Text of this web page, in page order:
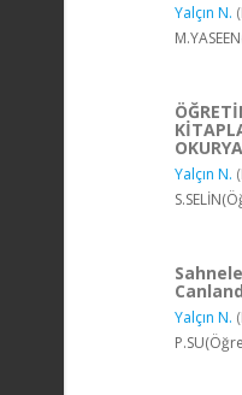
Yalçın N.
Yalçın N.
Yalçın N.